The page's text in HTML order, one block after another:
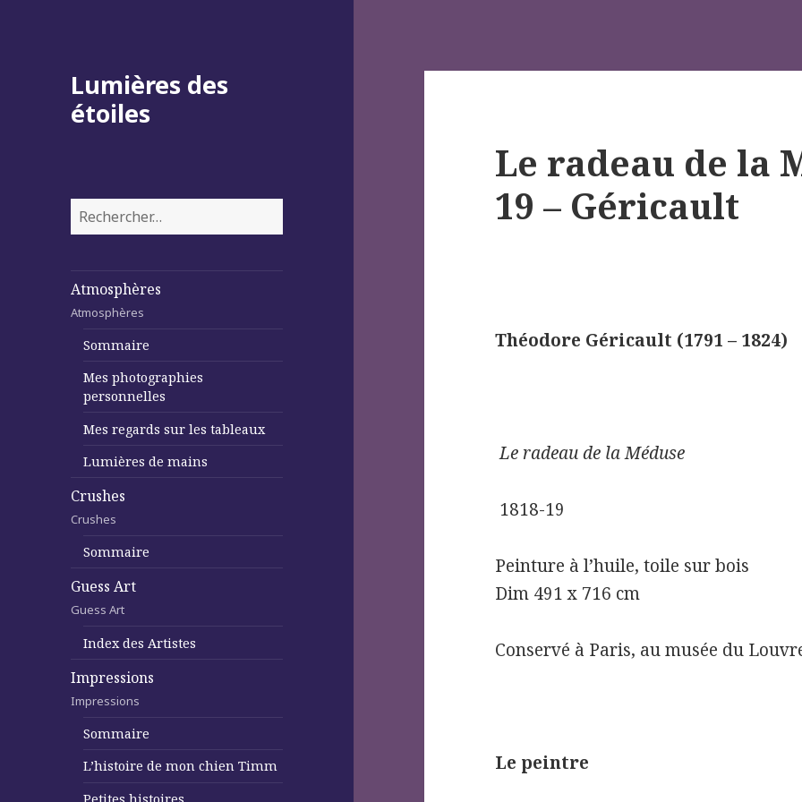
Lumières des
étoiles
Rechercher :
Atmosphères
Atmosphères
Sommaire
Mes photographies
personnelles
Mes regards sur les tableaux
Lumières de mains
Crushes
Crushes
Sommaire
Guess Art
Guess Art
Index des Artistes
Impressions
Impressions
Sommaire
L’histoire de mon chien Timm
Le radeau de la
19 – Géricault
Théodore Géricault (1791 – 1824)
Le radeau de la Méduse
1818-19
Peinture à l’huile, toile sur bois
Dim 491 x 716 cm
Conservé à Paris, au musée du
Le peintre